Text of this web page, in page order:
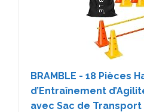
BRAMBLE - 18 Pièces
d’Entraînement
avec Sac de Transport